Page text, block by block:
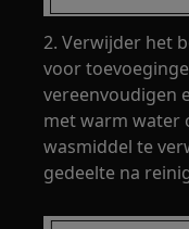
2. Verwijder het
voor
vereenvoudigen
met warm water
wasmiddel te
gedeelte na